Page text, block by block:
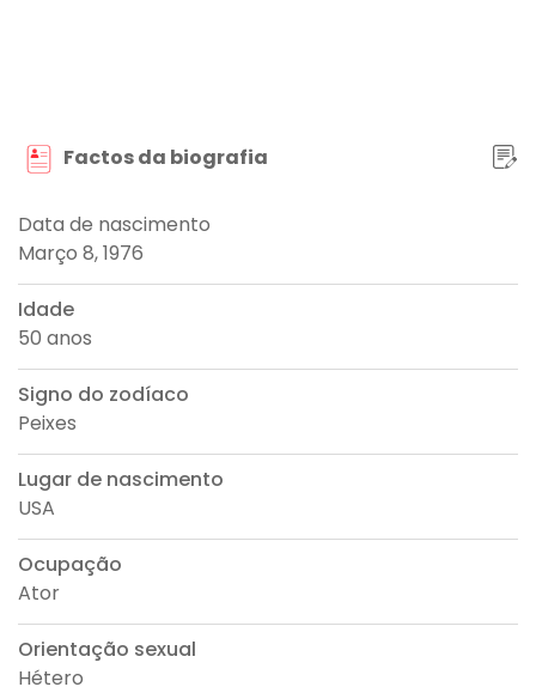
Factos da biografia
Data de nascimento
Março 8, 1976
Idade
50 anos
Signo do zodíaco
Peixes
Lugar de nascimento
USA
Ocupação
Ator
Orientação sexual
Hétero